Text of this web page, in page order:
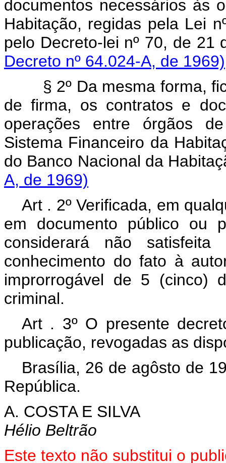
documentos necessários às
Habitação, regidas pela Lei
pelo Decreto-lei nº 70, de
Decreto nº 64.024-A, de 1969)
§ 2º Da mesma forma,
de firma, os contratos e
operações entre órgãos
Sistema Financeiro da
do Banco Nacional da
A, de 1969)
Art . 2º Verificada, em
em documento público ou
considerará não
conhecimento do fato à
improrrogável de 5 (cinco)
criminal.
Art . 3º O presente
publicação, revogadas as
Brasília, 26 de agôsto de
República.
A. COSTA E SILVA
Hélio Beltrão
Este texto não substitui o